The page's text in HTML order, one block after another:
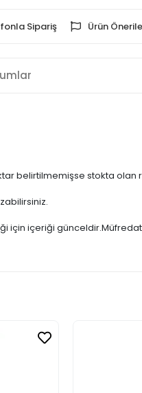
Sipariş Ürün
belirtilmemişse stokta olan
için içeriği